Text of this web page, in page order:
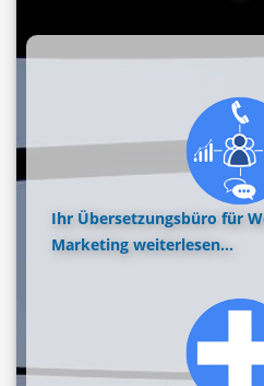
Ihr Übersetzungsbüro für
Marketing weiterlesen...